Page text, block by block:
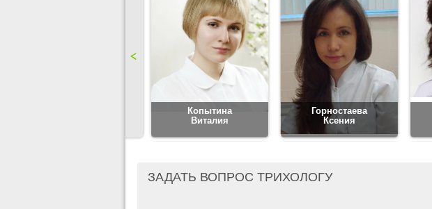
Копытина
Виталия
Горностаева
Ксения
ЗАДАТЬ ВОПРОС ТРИХОЛОГУ